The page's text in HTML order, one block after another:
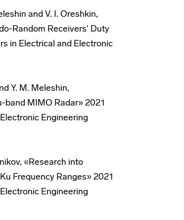
and V. I. Oreshkin,
Random Receivers' Duty
in Electrical and Electronic
Y. M. Meleshin,
MIMO Radar» 2021
Engineering
«Research into
Frequency Ranges» 2021
Engineering